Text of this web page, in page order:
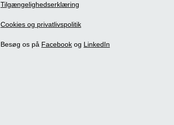
Tilgængelighedserklæring
Cookies og privatlivspolitik
Besøg os på Facebook og LinkedIn